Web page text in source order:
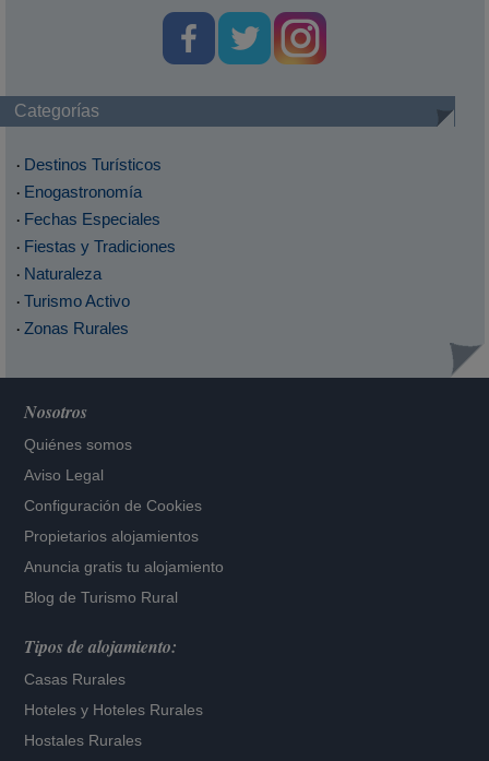
Categorías
· Destinos Turísticos
· Enogastronomía
· Fechas Especiales
· Fiestas y Tradiciones
· Naturaleza
· Turismo Activo
· Zonas Rurales
Nosotros
Quiénes somos
Aviso Legal
Configuración de Cookies
Propietarios alojamientos
Anuncia gratis tu alojamiento
Blog de Turismo Rural
Tipos de alojamiento:
Casas Rurales
Hoteles y Hoteles Rurales
Hostales Rurales